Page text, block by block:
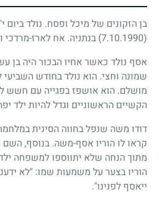
בן הזקונים של מיכל ופסח. נולד
(7.10.1990)
בנתניה. אח לארז-מרדכי
אסף נולד כאשר אחיו הבכור היה בן
שמונה וחצי. הוא נולד בחודש השביעי
מושלם. הוא אושפז בפגייה עם חשש
הקשיים הראשוניים וגדל להיות ילד
דודו משה שנפל בחווה הסינית
קראו לו הוריו אסף-משה. בנוסף, השם
מתוך הנחה שלא יתווספו למשפחה
הוריו בצער על משמעות שמו: "לא
ייאסף לפנינו".